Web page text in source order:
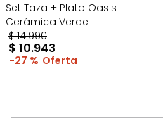
Set Taza + Plato Oasis
Cerámica Verde
$ 14.990
$ 10.943
27 %